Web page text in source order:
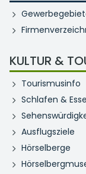
KULTUR &
Tourismusinfo
Schlafen &
Ausflugsziele
Hörselberge